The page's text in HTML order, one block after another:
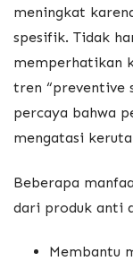
meningkat
spesifik. Tidak
memperhatikan
tren “preventive
percaya bahwa
mengatasi
Beberapa
dari produk anti
Membantu